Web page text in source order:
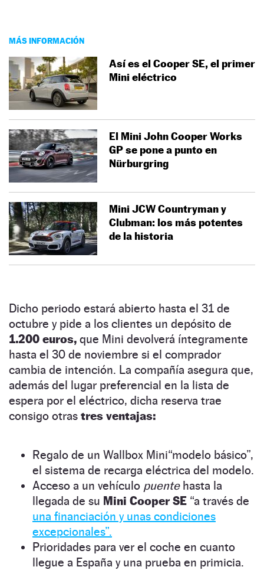
MÁS INFORMACIÓN
Así es el Cooper SE, el primer
Mini eléctrico
El Mini John Cooper Works
GP se pone a punto en
Nürburgring
Mini JCW Countryman y
Clubman: los más potentes
de la historia
Dicho periodo estará abierto hasta el 31 de
octubre y pide a los clientes un depósito de
1.200 euros, que Mini devolverá íntegramente
hasta el 30 de noviembre si el comprador
cambia de intención. La compañía asegura que,
además del lugar preferencial en la lista de
espera por el eléctrico, dicha reserva trae
consigo otras tres ventajas:
Regalo de un Wallbox Mini“modelo básico”,
el sistema de recarga eléctrica del modelo.
Acceso a un vehículo puentehasta la
llegada de su Mini Cooper SE “a través de
una financiación y unas condiciones
excepcionales”.
Prioridades para ver el coche en cuanto
llegue a España y una prueba en primicia.